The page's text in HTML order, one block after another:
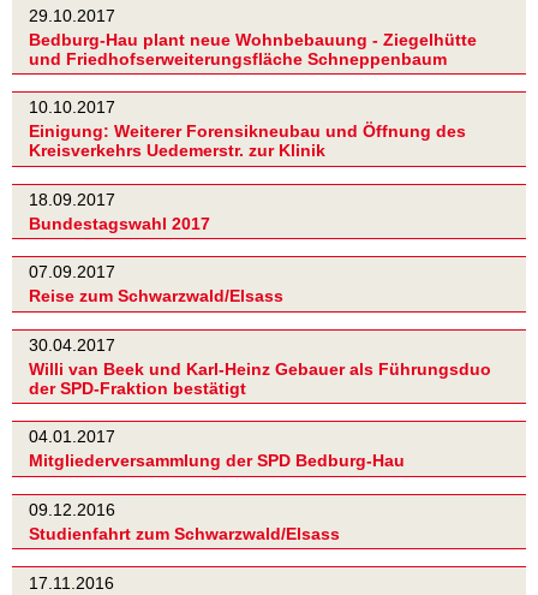
29.10.2017
Bedburg-Hau plant neue Wohnbebauung - Ziegelhütte
und Friedhofserweiterungsfläche Schneppenbaum
10.10.2017
Einigung: Weiterer Forensikneubau und Öffnung des
Kreisverkehrs Uedemerstr. zur Klinik
18.09.2017
Bundestagswahl 2017
07.09.2017
Reise zum Schwarzwald/Elsass
30.04.2017
Willi van Beek und Karl-Heinz Gebauer als Führungsduo
der SPD-Fraktion bestätigt
04.01.2017
Mitgliederversammlung der SPD Bedburg-Hau
09.12.2016
Studienfahrt zum Schwarzwald/Elsass
17.11.2016